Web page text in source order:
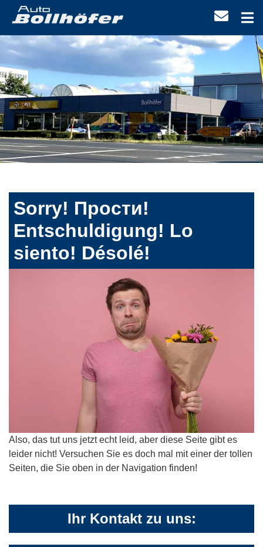
Sorry! Прости!
Entschuldigung! Lo
siento! Désolé!
Also, das tut uns jetzt echt leid, aber diese Seite gibt es
leider nicht! Versuchen Sie es doch mal mit einer der tollen
Seiten, die Sie oben in der Navigation finden!
Ihr Kontakt zu uns: